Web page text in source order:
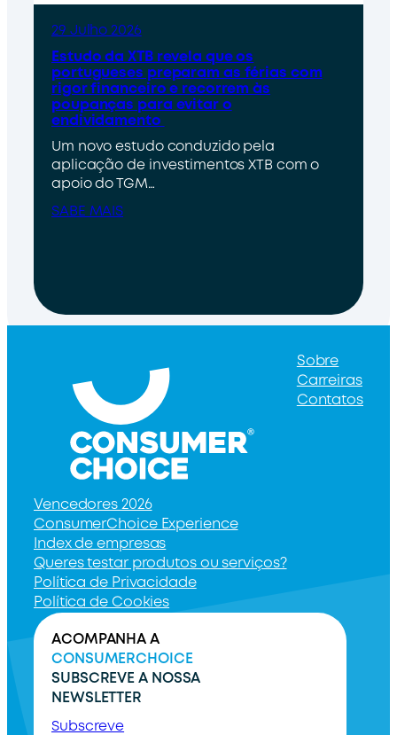
29 Julho 2026
Estudo da XTB revela que os
portugueses preparam as férias com
rigor financeiro e recorrem às
poupanças para evitar o
endividamento
Um novo estudo conduzido pela
aplicação de investimentos XTB com o
apoio do TGM…
SABE MAIS
Sobre
Carreiras
Contatos
Vencedores 2026
ConsumerChoice Experience
Index de empresas
Queres testar produtos ou serviços?
Política de Privacidade
Política de Cookies
ACOMPANHA A
CONSUMERCHOICE
SUBSCREVE A NOSSA
NEWSLETTER
Subscreve